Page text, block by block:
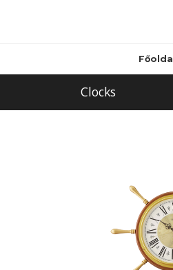
Főoldal
Clocks